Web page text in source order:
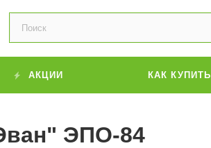
АКЦИИ КАК КУПИТЬ
ЭПО-84